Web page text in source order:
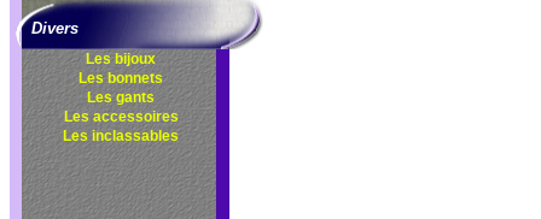
Divers
Les bijoux
Les bonnets
Les gants
Les accessoires
Les inclassables